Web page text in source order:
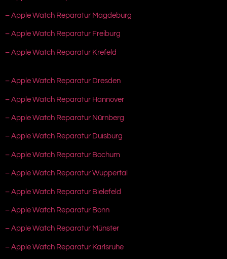
– Apple Watch Reparatur Magdeburg
– Apple Watch Reparatur Freiburg
– Apple Watch Reparatur Krefeld
– Apple Watch Reparatur Dresden
– Apple Watch Reparatur Hannover
– Apple Watch Reparatur Nürnberg
– Apple Watch Reparatur Duisburg
– Apple Watch Reparatur Bochum
– Apple Watch Reparatur Wuppertal
– Apple Watch Reparatur Bielefeld
– Apple Watch Reparatur Bonn
– Apple Watch Reparatur Münster
– Apple Watch Reparatur Karlsruhe